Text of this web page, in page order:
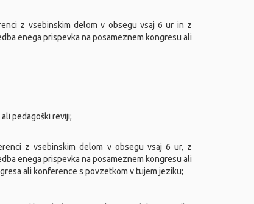
z vsebinskim delom v obsegu vsaj 6 ur in z
enega prispevka na posameznem kongresu ali
pedagoški reviji;
z vsebinskim delom v obsegu vsaj 6 ur, z
enega prispevka na posameznem kongresu ali
ali konference s povzetkom v tujem jeziku;